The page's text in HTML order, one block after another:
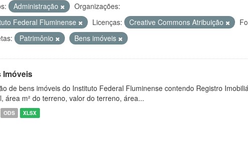
Administração
Organizações:
Federal Fluminense
Licenças: Creative Commons Atribuição
Patrimônio Bens imóveis
Imóveis
de bens imóveis do Instituto Federal Fluminense contendo Registro
área m² do terreno, valor do terreno, área...
ODS XLSX